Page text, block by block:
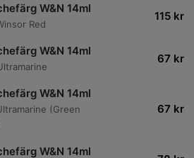
W&N 14ml
Red
115 kr
W&N 14ml
67 kr
W&N 14ml
(Green
67 kr
W&N 14ml